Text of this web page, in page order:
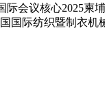
会议核心2025
国际纺织暨制衣机